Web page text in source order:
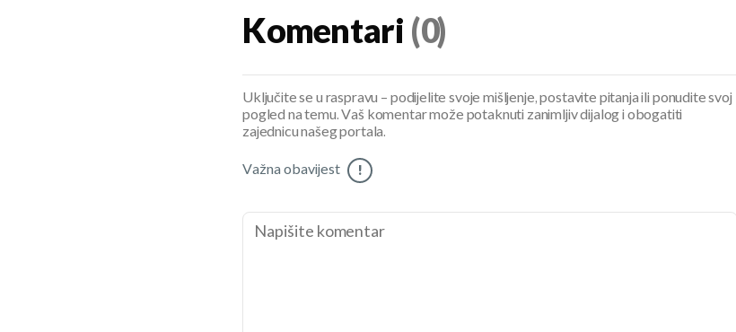
Komentari (0)
Uključite se u raspravu – podijelite svoje mišljenje, postavite pitanja ili ponudite svoj
pogled na temu. Vaš komentar može potaknuti zanimljiv dijalog i obogatiti
zajednicu našeg portala.
Važna obavijest !